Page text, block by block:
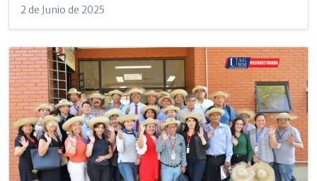
2 de Junio de 2025